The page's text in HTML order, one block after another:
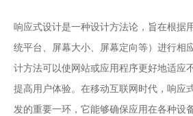
响应式设计是一种设计方法论，旨在根据
统平台、屏幕大小、屏幕定向等）进行相
计方法可以使网站或应用程序更好地适应
提高用户体验。在移动互联网时代，响应
发的重要一环，它能够确保应用在各种设